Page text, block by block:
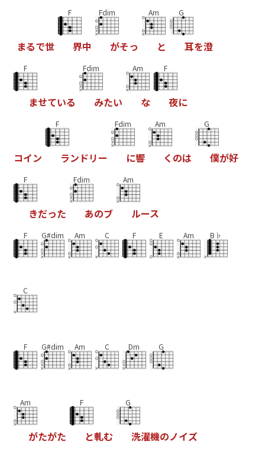
まるで世
F
界中
Fdim
がそっ
Am
と
G
耳を澄
F
ませている
Fdim
みたい
Am
な
F
夜に
コイン
F
ラン ドリー
Fdim
に響
Am
く のは
G
僕が好
F
きだった
Fdim
あのブ
Am
ルース
F G#dim Am C F E Am B♭
C
F G#dim Am C Dm G
Am
がたがた
F
と軋む
G
洗濯機のノイズ